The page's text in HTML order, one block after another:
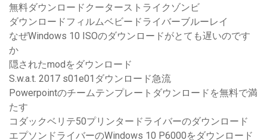
無料ダウンロードクーターストライクゾンビ
ダウンロードフィルムベビードライバーブルーレイ
なぜWindows 10 ISOのダウンロードがとても遅いのです
か
隠されたmodをダウンロード
S.w.a.t. 2017 s01e01ダウンロード急流
Powerpointのチームテンプレートダウンロードを無料で満
たす
コダックベリテ50プリンタードライバーのダウンロード
エプソンドライバーのWindows 10 P6000をダウンロード